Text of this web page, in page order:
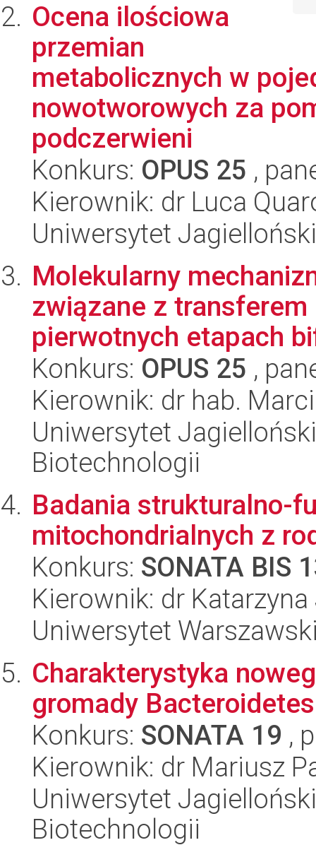
Ocena ilościowa
przemian
metabolicznych w
nowotworowych za
podczerwieni
Konkurs: OPUS 25 ,
Kierownik: dr Luca
Uniwersytet
Molekularny
związane z
pierwotnych etapach
Konkurs: OPUS 25 ,
Kierownik: dr hab.
Uniwersytet
Biotechnologii
Badania strukturalno-
mitochondrialnych z
Konkurs: SONATA BIS
Kierownik: dr
Uniwersytet
Charakterystyka
gromady Bacteroidetes
Konkurs: SONATA 19 ,
Kierownik: dr Mariusz
Uniwersytet
Biotechnologii